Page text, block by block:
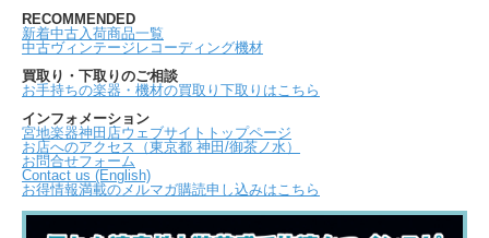
RECOMMENDED
新着中古入荷商品一覧
中古ヴィンテージレコーディング機材
買取り・下取りのご相談
お手持ちの楽器・機材の買取り下取りはこちら
インフォメーション
宮地楽器神田店ウェブサイトトップページ
お店へのアクセス（東京都 神田/御茶ノ水）
お問合せフォーム
Contact us (English)
お得情報満載のメルマガ購読申し込みはこちら